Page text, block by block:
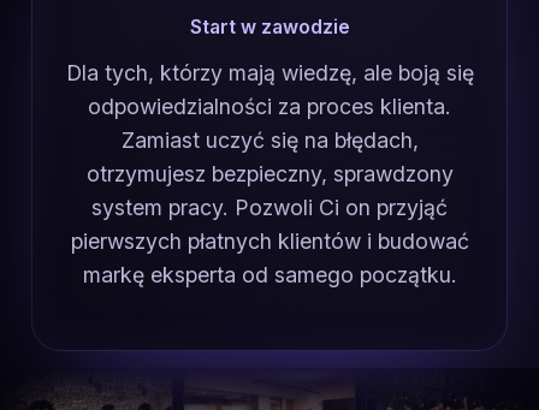
Start w zawodzie
Dla tych, którzy mają wiedzę, ale boją się
odpowiedzialności za proces klienta.
Zamiast uczyć się na błędach,
otrzymujesz bezpieczny, sprawdzony
system pracy. Pozwoli Ci on przyjąć
pierwszych płatnych klientów i budować
markę eksperta od samego początku.